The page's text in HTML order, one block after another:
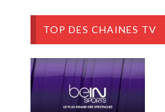
TOP DES CHAINES TV